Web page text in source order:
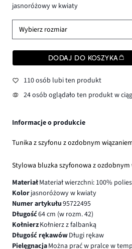
jasnoróżowy w kwiaty
Wybierz rozmiar
DODAJ DO KOSZYKA
110 osób lubi ten produkt
24 osób oglądało ten produkt w
Informacje o produkcie
Tunika z szyfonu z ozdobnym
Stylowa bluzka szyfonowa z ozdobnym
MateriałMateriał wierzchni: 100%
Kolorjasnoróżowy w kwiaty
Numer artykułu95722495
Długość64 cm (w rozm. 42)
KołnierzKołnierz z falbanką
Długość rękawówDługi rękaw
PielęgnacjaMożna prać w pralce w